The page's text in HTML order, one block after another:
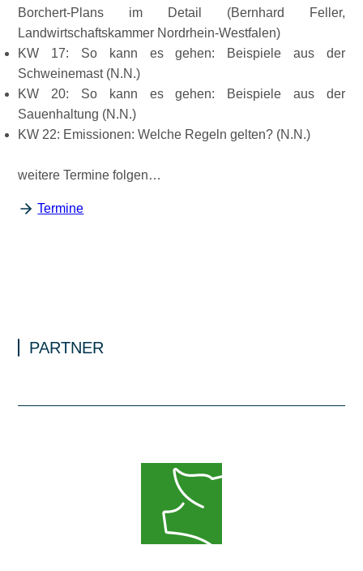
Borchert-Plans im Detail (Bernhard Feller,
Landwirtschaftskammer Nordrhein-Westfalen)
KW 17: So kann es gehen: Beispiele aus der
Schweinemast (N.N.)
KW 20: So kann es gehen: Beispiele aus der
Sauenhaltung (N.N.)
KW 22: Emissionen: Welche Regeln gelten? (N.N.)
weitere Termine folgen…
Termine
PARTNER